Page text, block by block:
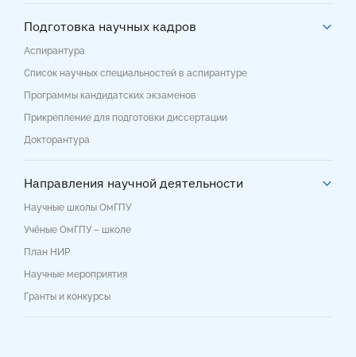
Подготовка научных кадров
Аспирантура
Список научных специальностей в аспирантуре
Программы кандидатских экзаменов
Прикрепление для подготовки диссертации
Докторантура
Направления научной деятельности
Научные школы ОмГПУ
Учёные ОмГПУ – школе
План НИР
Научные мероприятия
Гранты и конкурсы